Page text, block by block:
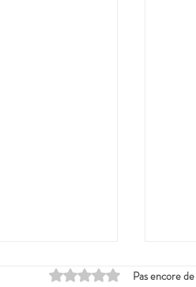
Noté 0 étoile sur 5.Pas encore